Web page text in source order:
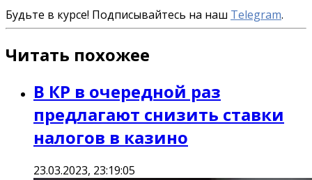
Будьте в курсе! Подписывайтесь на наш Telegram.
Читать похожее
В КР в очередной раз
предлагают снизить ставки
налогов в казино
23.03.2023, 23:19:05